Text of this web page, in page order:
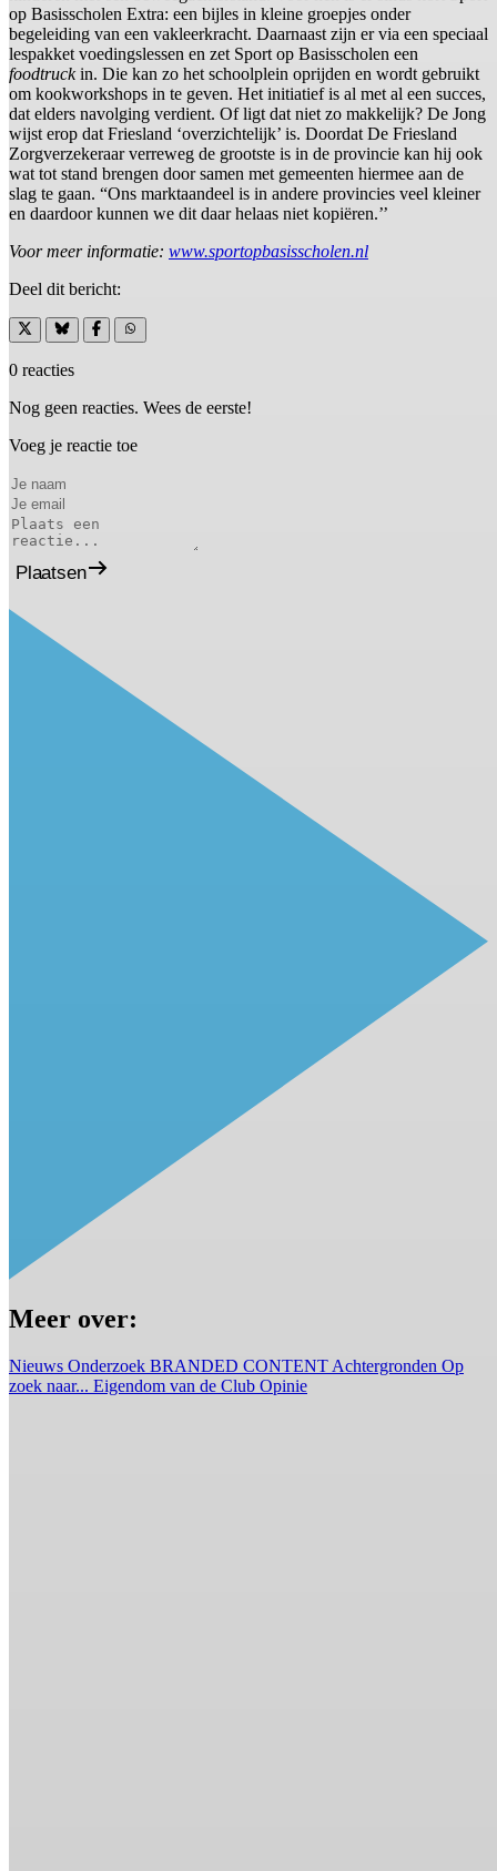
op Basisscholen Extra: een bijles in kleine groepjes onder
begeleiding van een vakleerkracht. Daarnaast zijn er via een speciaal
lespakket voedingslessen en zet Sport op Basisscholen een
foodtruckin. Die kan zo het schoolplein oprijden en wordt gebruikt
om kookworkshops in te geven. Het initiatief is al met al een succes,
dat elders navolging verdient. Of ligt dat niet zo makkelijk? De Jong
wijst erop dat Friesland ‘overzichtelijk’ is. Doordat De Friesland
Zorgverzekeraar verreweg de grootste is in de provincie kan hij ook
wat tot stand brengen door samen met gemeenten hiermee aan de
slag te gaan. “Ons marktaandeel is in andere provincies veel kleiner
en daardoor kunnen we dit daar helaas niet kopiëren.’’
Voor meer informatie: www.sportopbasisscholen.nl
Deel dit bericht:
0 reacties
Nog geen reacties. Wees de eerste!
Voeg je reactie toe
Plaatsen
Meer over:
Nieuws Onderzoek BRANDED CONTENT Achtergronden Op
zoek naar... Eigendom van de Club Opinie